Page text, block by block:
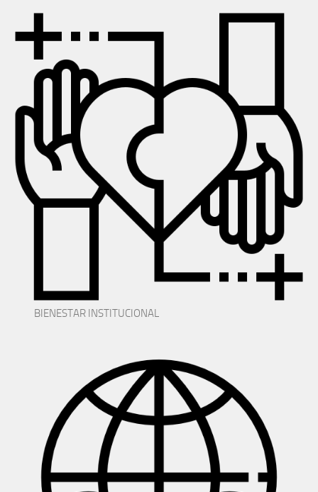
BIENESTAR INSTITUCIONAL